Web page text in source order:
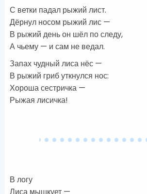
С ветки падал рыжий лист.
Дёрнул носом рыжий лис —
В рыжий день он шёл по следу,
А чьему — и сам не ведал.
Запах чудный лиса нёс —
В рыжий гриб уткнулся нос:
Хороша сестричка —
Рыжая лисичка!
В логу
Лиса мышкует —